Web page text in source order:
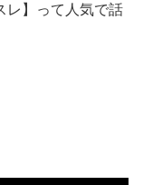
レ】って人気で話